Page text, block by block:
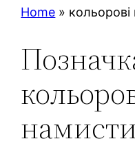
Home »